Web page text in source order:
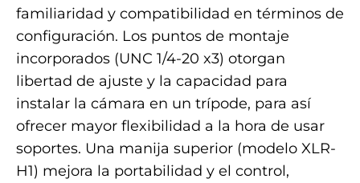
familiaridad y compatibilidad en términos de
configuración. Los puntos de montaje
incorporados (UNC 1/4-20 x3) otorgan
libertad de ajuste y la capacidad para
instalar la cámara en un trípode, para así
ofrecer mayor flexibilidad a la hora de usar
soportes. Una manija superior (modelo XLR-
H1) mejora la portabilidad y el control,